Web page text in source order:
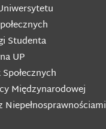
Studenta
UP
Międzynarodowej
Niepełnosprawnościami